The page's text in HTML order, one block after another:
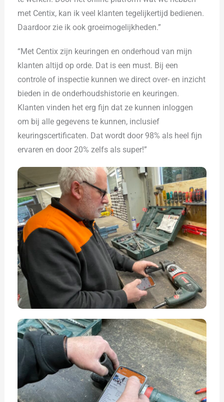
met Centix, kan ik veel klanten tegelijkertijd bedienen.
Daardoor zie ik ook groeimogelijkheden.”
“Met Centix zijn keuringen en onderhoud van mijn
klanten altijd op orde. Dat is een must. Bij een
controle of inspectie kunnen we direct over- en inzicht
bieden in de onderhoudshistorie en keuringen.
Klanten vinden het erg fijn dat ze kunnen inloggen
om bij alle gegevens te kunnen, inclusief
keuringscertificaten. Dat wordt door 98% als heel fijn
ervaren en door 20% zelfs als super!”